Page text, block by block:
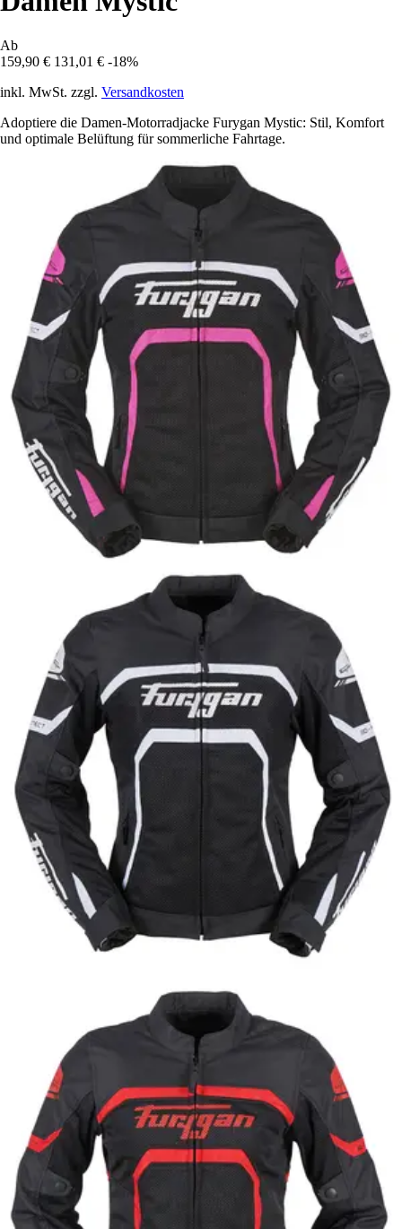
Ab
159,90 € 131,01 € -18%
inkl. MwSt. zzgl. Versandkosten
Adoptiere die Damen-Motorradjacke Furygan Mystic: Stil, Komfort
und optimale Belüftung für sommerliche Fahrtage.